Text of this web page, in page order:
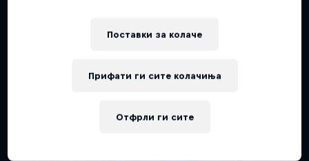
Поставки за колачe
Отфрли ги сите
Прифати ги сите колачиња